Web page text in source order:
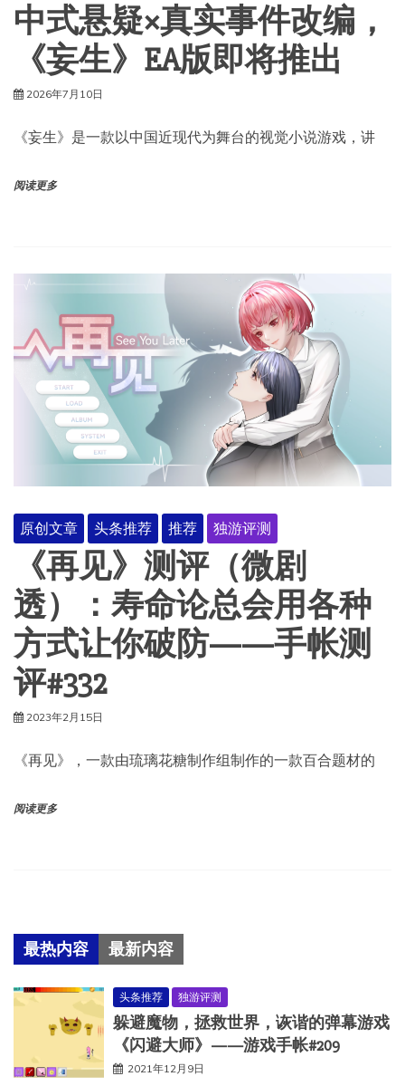
中式悬疑×真实事件改编，
《妄生》EA版即将推出
2026年7月10日
《妄生》是一款以中国近现代为舞台的视觉小说游戏，讲
阅读更多
原创文章 头条推荐 推荐 独游评测
《再见》测评（微剧
透）：寿命论总会用各种
方式让你破防——手帐测
评#332
2023年2月15日
《再见》，一款由琉璃花糖制作组制作的一款百合题材的
阅读更多
最热内容 最新内容
头条推荐 独游评测
躲避魔物，拯救世界，诙谐的弹幕游戏
《闪避大师》——游戏手帐#209
2021年12月9日